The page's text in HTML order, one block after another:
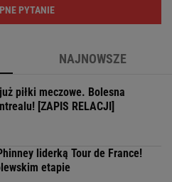
PYTANIE
NAJNOWSZE
piłki meczowe. Bolesna
[ZAPIS RELACJI]
liderką Tour de France!
etapie